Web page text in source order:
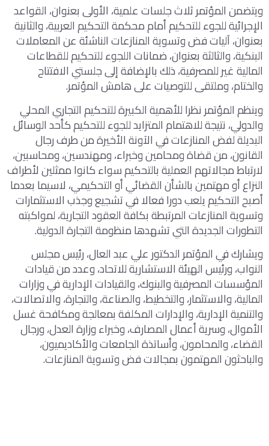
ويتضمن المؤتمر ثلاث جلسات علمية، الأولى بعنوان، القواعد
الإجرائية للجوء للتحكيم أمام محكمة التحكيم العربية، والثانية
بعنوان، آليات فض وتسوية المنازعات الناشئة عن المعاملات
البنكية، والثالثة بعنوان، ضمانات اللجوء للتحكيم للقطاعات
المالية غير للمصرفية، ذلك بالإضافة إلى جلستي الافتتاح
والختام، وملتقى للتوصيات على هامش المؤتمر.
وينظم المؤتمر نظرا للأهمية الكبيرة للتحكيم التجاري المحلي
والدولي، نتيجة للاهتمام المتزايد للجوء للتحكيم كأحد الوسائل
البديلة لفض المنازعات في الآونة الأخيرة من طرف رجال
القانون، من قضاة ومحامين وخبراء، ومهندسين، ومحاسبين،
لارتباط مجالاتهم العملية بالتحكيم سواء كانوا ممثلين لأطراف
النزاع أو مهتمين بالشأن القضائي أو التحكيمي، لاسيما بعدما
أصبح التحكيم يلعب دورا فعالا في تشجيع وجذب الاستثمارات
وتسوية المنازعات المرتبطة بكافة العقود التجارية، لمواكبته
التطورات الجديدة التي تشهدها منظومة التجارة الدولية.
ويشارك في المؤتمر الدكتور علي عبد العال، رئيس مجلس
النواب، ورئيس الهيئة الاستشارية للاتحاد، وعدد من قيادات
المؤسسات المصرفية والبنوك، والقيادات الإدارية في وزارات
المالية، والاستثمار، والتخطيط، والصناعة، والتجارة، والاتصالات،
والتنمية الإدارية، والإدارات المكلفة بمعالجة ومكافحة غسل
الأموال، وسرية أعمال المصارف، وخبراء وزارة العدل، ورجال
القضاء، والمحامون، وأساتذة الجامعات والأكاديميون،
والباحثون المهتمون بمجالات فض وتسوية المنازعات.